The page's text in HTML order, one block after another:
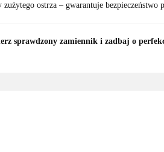
zużytego ostrza – gwarantuje bezpieczeństwo
sprawdzony zamiennik i zadbaj o